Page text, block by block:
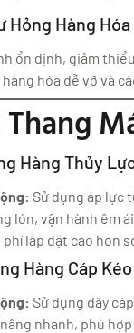
Hỏng Hàng Hóa
ổn định, giảm
hóa dễ vỡ và
Thang
Hàng Thủy
Sử dụng áp lực
lớn, vận hành êm
phí lắp đặt cao hơn
Hàng Cáp Kéo
Sử dụng dây
nhanh, phù